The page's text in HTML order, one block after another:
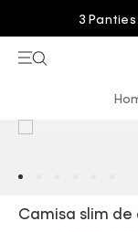
3
Camisa slim